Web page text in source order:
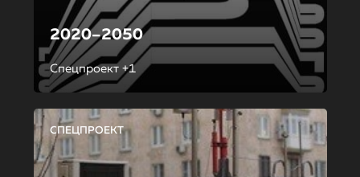
2020–2050
Спецпроект +1
СПЕЦПРОЕКТ